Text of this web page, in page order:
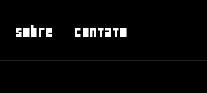
Sobre Contato